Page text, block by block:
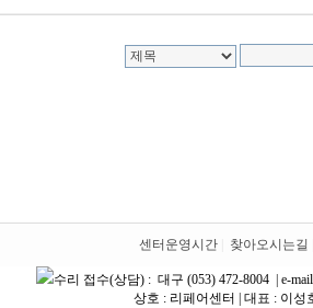
센터운영시간 찾아오시는길
수리 접수(상담) : 대구 (053) 472-8004 | e-
상호 : 리페어센터 | 대표 : 이성